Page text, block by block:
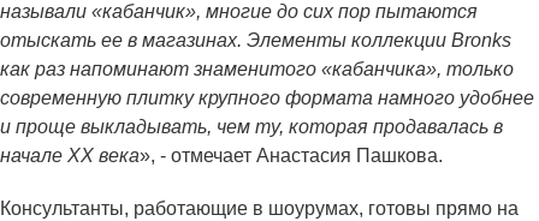
называли «кабанчик», многие до сих пор пытаются
отыскать ее в магазинах. Элементы коллекции Bronks
как раз напоминают знаменитого «кабанчика», только
современную плитку крупного формата намного удобнее
и проще выкладывать, чем ту, которая продавалась в
начале ХХ века», - отмечает Анастасия Пашкова.
Консультанты, работающие в шоурумах, готовы прямо на